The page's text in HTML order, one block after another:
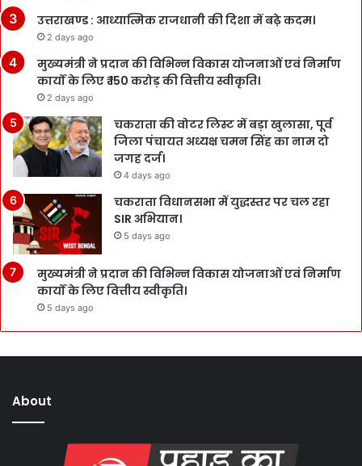
उत्तराखण्ड : आध्यात्मिक राजधानी की दिशा में बढ़े कदम।
2 days ago
मुख्यमंत्री ने प्रदान की विभिन्न विकास योजनाओं एवं निर्माण
कार्यों के लिए ₹ 150 करोड़ की वित्तीय स्वीकृति।
2 days ago
चकराता की वोटर लिस्ट में बड़ा खुलासा, पूर्व
जिला पंचायत अध्यक्ष चमन सिंह का नाम दो
जगह दर्ज।
4 days ago
चकराता विधानसभा में युद्धस्तर पर चल रहा
SIR अभियान।
5 days ago
मुख्यमंत्री ने प्रदान की विभिन्न विकास योजनाओं एवं निर्माण
कार्यों के लिए वित्तीय स्वीकृति।
5 days ago
About